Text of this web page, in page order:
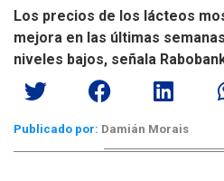
Los precios de los lácteos
mejora en las últimas
niveles bajos, señala
Publicado por: Damián Morais